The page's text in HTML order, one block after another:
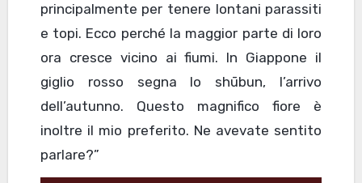
principalmente per tenere lontani parassiti
e topi. Ecco perché la maggior parte di loro
ora cresce vicino ai fiumi. In Giappone il
giglio rosso segna lo shūbun, l’arrivo
dell’autunno. Questo magnifico fiore è
inoltre il mio preferito. Ne avevate sentito
parlare?”